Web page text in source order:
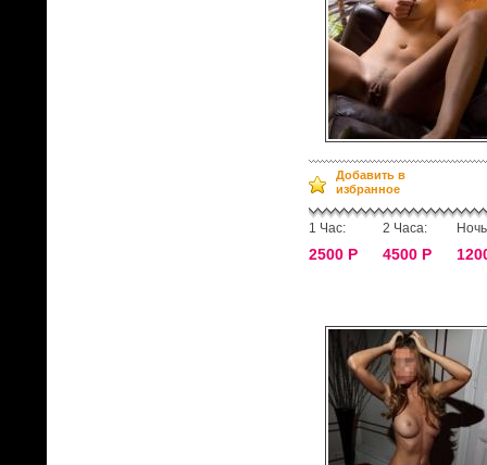
Добавить в
избранное
1 Час:
2500 Р
2 Часа:
4500 Р